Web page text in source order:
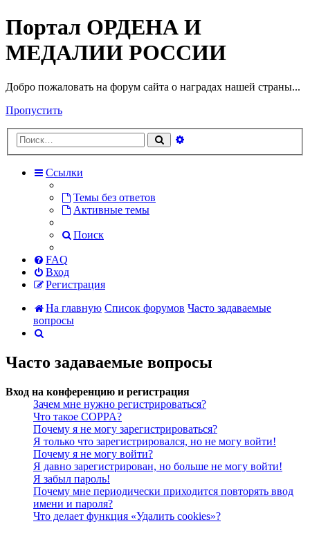
Портал ОРДЕНА И
МЕДАЛИИ РОССИИ
Добро пожаловать на форум сайта о наградах нашей страны...
Пропустить
Поиск
Ссылки
Темы без ответов
Активные темы
Поиск
FAQ
Вход
Регистрация
На главную Список форумов Часто задаваемые
вопросы
Часто задаваемые вопросы
Вход на конференцию и регистрация
Зачем мне нужно регистрироваться?
Что такое COPPA?
Почему я не могу зарегистрироваться?
Я только что зарегистрировался, но не могу войти!
Почему я не могу войти?
Я давно зарегистрирован, но больше не могу войти!
Я забыл пароль!
Почему мне периодически приходится повторять ввод
имени и пароля?
Что делает функция «Удалить cookies»?